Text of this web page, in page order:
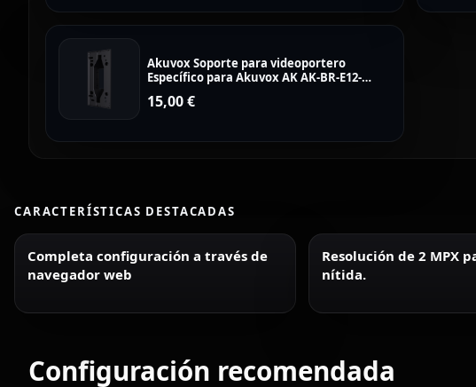
Akuvox Soporte para videoportero
Específico para Akuvox AK AK-BR-E12-
15,00€
CARACTERÍSTICAS DESTACADAS
Completa configuración a través de
navegador web
Resolución de 2 MPX
nítida.
Configuración recomendada